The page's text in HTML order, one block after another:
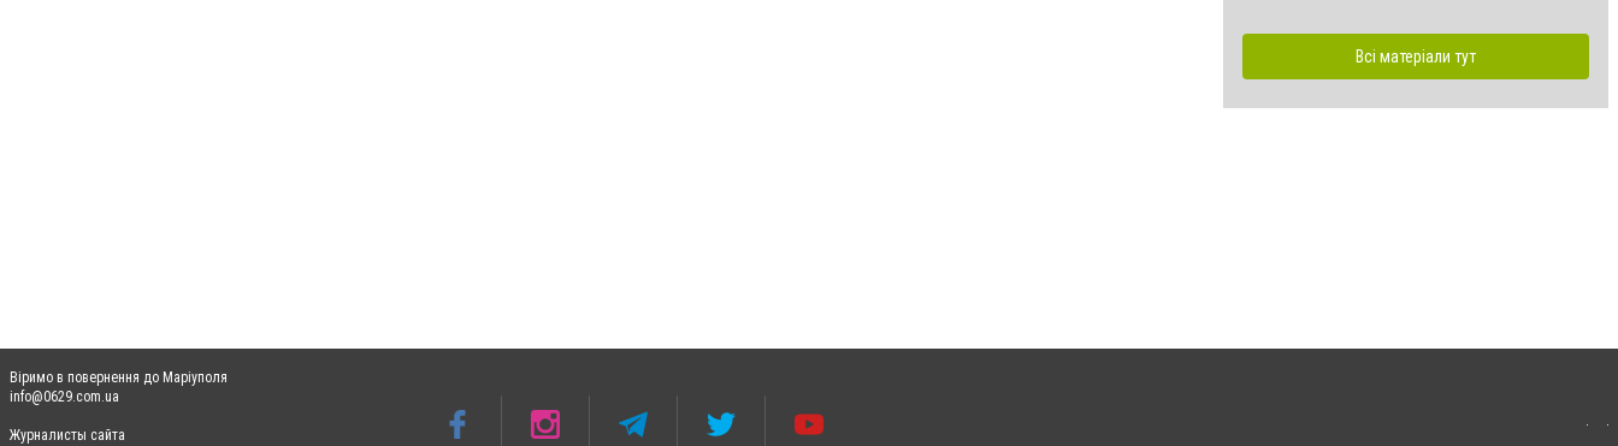
Всі матеріали тут
Віримо в повернення до Маріуполя
info@0629.com.ua
Журналисты сайта